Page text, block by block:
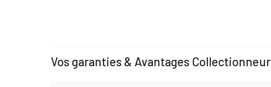
Vos garanties & Avantages Collectionneur